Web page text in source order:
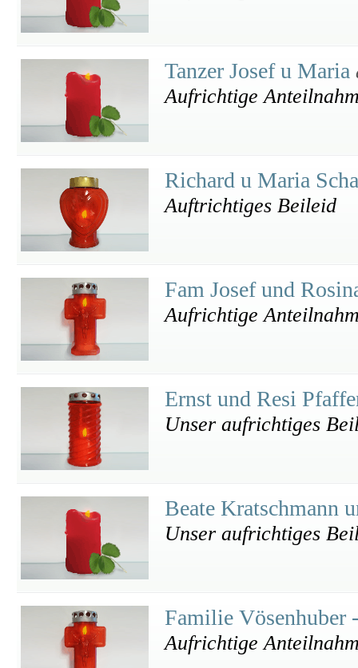
Tanzer Josef u Maria
Aufrichtige
Richard u Maria
Auftrichtiges Beileid
Fam Josef und
Aufrichtige
Ernst und Resi
Unser aufrichtiges
Beate Kratschmann
Unser aufrichtiges
Familie Vösenhuber
Aufrichtige